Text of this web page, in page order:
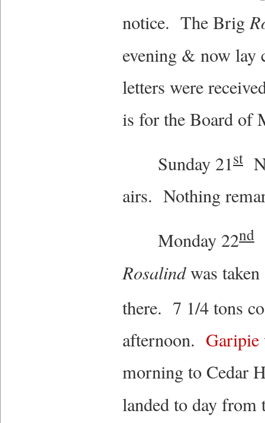
notice. The Brig
evening & now lay
letters were
is for the Board of
Sunday 21st
airs. Nothing
Monday 22nd
Rosalindwas taken
there. 7 1/4 tons
afternoon. Garipie
morning to Cedar
landed to day from